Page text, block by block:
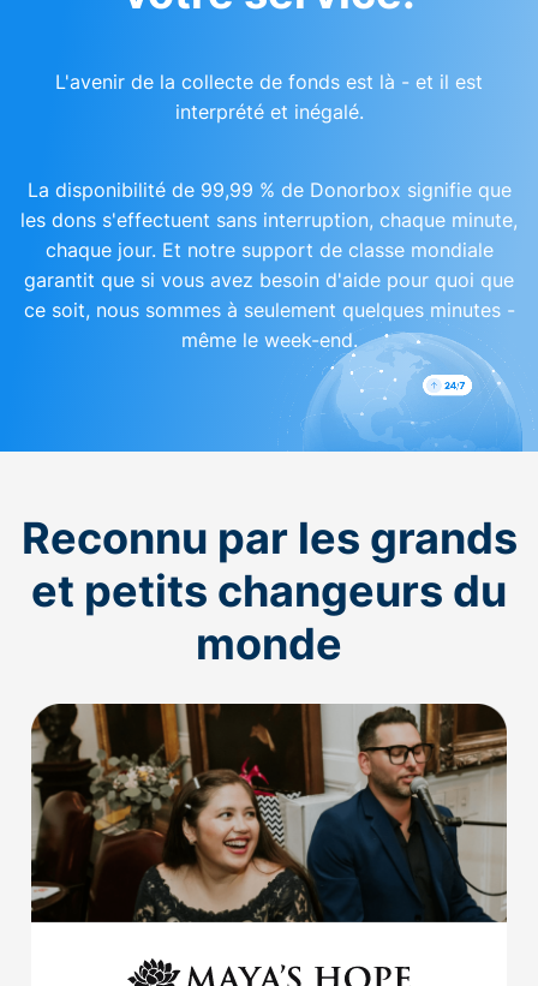
L'avenir de la collecte de fonds est là - et il est
interprété et inégalé.
La disponibilité de 99,99 % de Donorbox signifie que
les dons s'effectuent sans interruption, chaque minute,
chaque jour. Et notre support de classe mondiale
garantit que si vous avez besoin d'aide pour quoi que
ce soit, nous sommes à seulement quelques minutes -
même le week-end.
Reconnu par les grands
et petits changeurs du
monde